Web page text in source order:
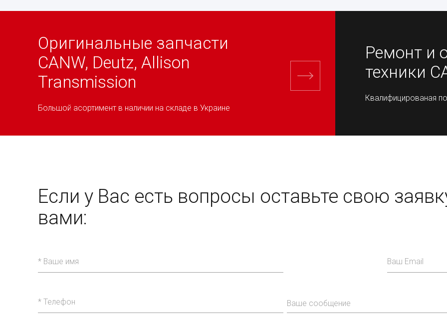
Оригинальные запчасти
CANW, Deutz, Allison
Transmission
Большой асортимент в наличии на складе в Украине
Ремонт и
техники
Квалифицированая
Если у Вас есть вопросы оставьте свою
вами: